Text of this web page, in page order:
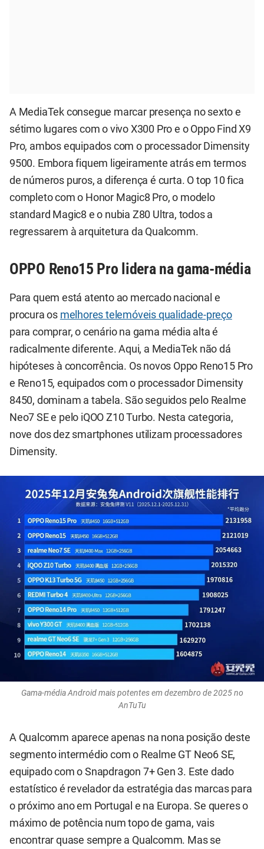
A MediaTek consegue marcar presença no sexto e
sétimo lugares com o vivo X300 Pro e o Oppo Find X9
Pro, ambos equipados com o processador Dimensity
9500. Embora fiquem ligeiramente atrás em termos
de números puros, a diferença é curta. O top 10 fica
completo com o Honor Magic8 Pro, o modelo
standard Magic8 e o nubia Z80 Ultra, todos a
regressarem à arquitetura da Qualcomm.
OPPO Reno15 Pro lidera na gama-média
Para quem está atento ao mercado nacional e
procura os melhores telemóveis qualidade-preço
para comprar, o cenário na gama média alta é
radicalmente diferente. Aqui, a MediaTek não dá
hipóteses à concorrência. Os novos Oppo Reno15 Pro
e Reno15, equipados com o processador Dimensity
8450, dominam a tabela. São seguidos pelo Realme
Neo7 SE e pelo iQOO Z10 Turbo. Nesta categoria,
nove dos dez smartphones utilizam processadores
Dimensity.
Gama-média Android mais potentes em dezembro de 2025 no
AnTuTu
A Qualcomm aparece apenas na nona posição deste
segmento intermédio com o Realme GT Neo6 SE,
equipado com o Snapdragon 7+ Gen 3. Este dado
estatístico é revelador da estratégia das marcas para
o próximo ano em Portugal e na Europa. Se queres o
máximo de potência num topo de gama, vais
encontrar quase sempre a Qualcomm. Mas se